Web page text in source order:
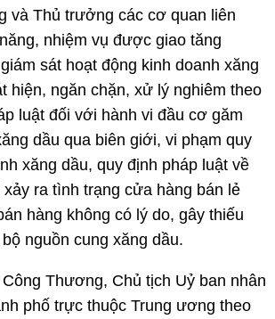
và Thủ trưởng các cơ quan liên
nhiệm vụ được giao tăng
sát hoạt động kinh doanh xăng
hiện, ngăn chặn, xử lý nghiêm theo
luật đối với hành vi đầu cơ găm
dầu qua biên giới, vi phạm quy
xăng dầu, quy định pháp luật về
ra tình trạng cửa hàng bán lẻ
hàng không có lý do, gây thiếu
nguồn cung xăng dầu.
Thương, Chủ tịch Uỷ ban nhân
phố trực thuộc Trung ương theo